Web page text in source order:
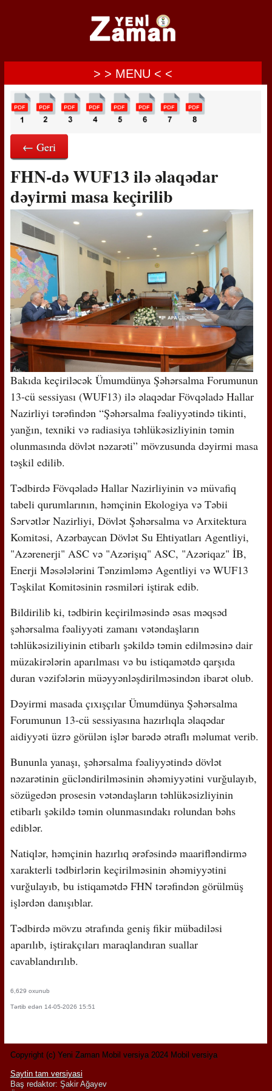
> > MENU < <
← Geri
FHN-də WUF13 ilə əlaqədar
dəyirmi masa keçirilib
Bakıda keçiriləcək Ümumdünya Şəhərsalma Forumunun
13-cü sessiyası (WUF13) ilə əlaqədar Fövqəladə Hallar
Nazirliyi tərəfindən “Şəhərsalma fəaliyyətində tikinti,
yanğın, texniki və radiasiya təhlükəsizliyinin təmin
olunmasında dövlət nəzarəti” mövzusunda dəyirmi masa
təşkil edilib.
Tədbirdə Fövqəladə Hallar Nazirliyinin və müvafiq
tabeli qurumlarının, həmçinin Ekologiya və Təbii
Sərvətlər Nazirliyi, Dövlət Şəhərsalma və Arxitektura
Komitəsi, Azərbaycan Dövlət Su Ehtiyatları Agentliyi,
"Azərenerji" ASC və "Azərişıq" ASC, "Azəriqaz" İB,
Enerji Məsələlərini Tənzimləmə Agentliyi və WUF13
Təşkilat Komitəsinin rəsmiləri iştirak edib.
Bildirilib ki, tədbirin keçirilməsində əsas məqsəd
şəhərsalma fəaliyyəti zamanı vətəndaşların
təhlükəsiziliyinin etibarlı şəkildə təmin edilməsinə dair
müzakirələrin aparılması və bu istiqamətdə qarşıda
duran vəzifələrin müəyyənləşdirilməsindən ibarət olub.
Dəyirmi masada çıxışçılar Ümumdünya Şəhərsalma
Forumunun 13-cü sessiyasına hazırlıqla əlaqədar
aidiyyəti üzrə görülən işlər barədə ətraflı məlumat verib.
Bununla yanaşı, şəhərsalma fəaliyyətində dövlət
nəzarətinin gücləndirilməsinin əhəmiyyətini vurğulayıb,
sözügedən prosesin vətəndaşların təhlükəsizliyinin
etibarlı şəkildə təmin olunmasındakı rolundan bəhs
ediblər.
Natiqlər, həmçinin hazırlıq ərəfəsində maarifləndirmə
xarakterli tədbirlərin keçirilməsinin əhəmiyyətini
vurğulayıb, bu istiqamətdə FHN tərəfindən görülmüş
işlərdən danışıblar.
Tədbirdə mövzu ətrafında geniş fikir mübadiləsi
aparılıb, iştirakçıları maraqlandıran suallar
cavablandırılıb.
6,629 oxunub
Tərtib edən 14-05-2026 15:51
Copyright (c) Yeni Zaman Mobil versiya 2024 Mobil versiya
Saytin tam versiyasi
Baş redaktor: Şakir Ağayev